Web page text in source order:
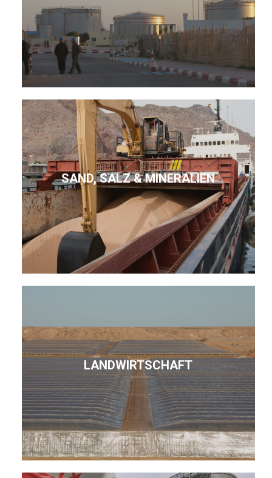
SAND, SALZ & MINERALIEN
LANDWIRTSCHAFT